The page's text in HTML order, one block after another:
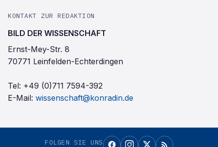
KONTAKT ZUR REDAKTION
BILD DER WISSENSCHAFT
Ernst-Mey-Str. 8
70771 Leinfelden-Echterdingen
Tel: +49 (0)711 7594-392
E-Mail: wissenschaft@konradin.de
FOLGEN SIE UNS